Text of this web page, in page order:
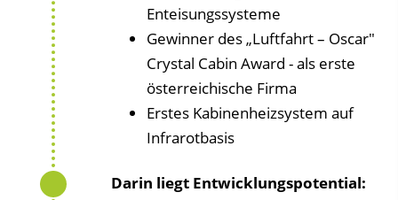
Enteisungssysteme
Gewinner des „Luftfahrt – Oscar"
Crystal Cabin Award - als erste
österreichische Firma
Erstes Kabinenheizsystem auf
Infrarotbasis
Darin liegt Entwicklungspotential: